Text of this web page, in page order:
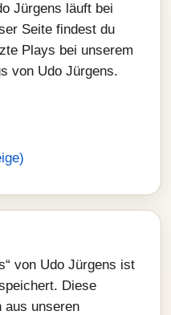
Jürgens läuft bei
Seite findest du
Plays bei unserem
von Udo Jürgens.
von Udo Jürgens ist
Diese
aus unseren